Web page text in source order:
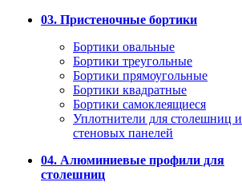
03. Пристеночные бортики
Бортики овальные
Бортики треугольные
Бортики прямоугольные
Бортики квадратные
Бортики самоклеящиеся
Уплотнители для столешниц и
стеновых панелей
04. Алюминиевые профили для
столешниц